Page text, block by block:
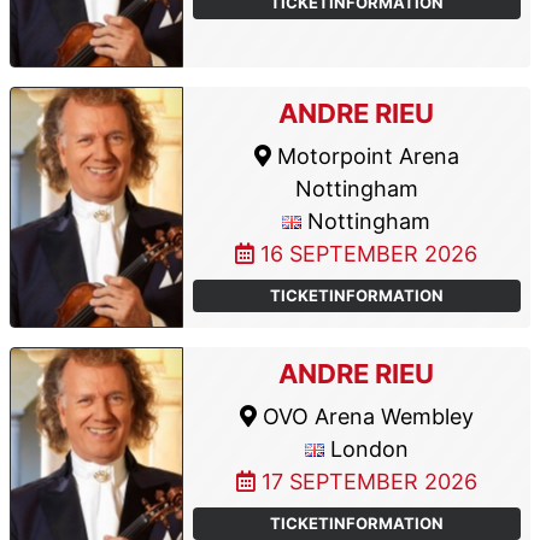
ANDRE RIEU
Motorpoint Arena
Nottingham
Nottingham
16 SEPTEMBER 2026
TICKETINFORMATION
ANDRE RIEU
OVO Arena Wembley
London
17 SEPTEMBER 2026
TICKETINFORMATION